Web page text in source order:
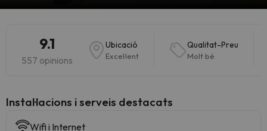
9.1
557 opinions
Ubicació
Excel·lent
Qualitat-Preu
Molt bé
Instal·lacions i serveis destacats
Wifi i Internet